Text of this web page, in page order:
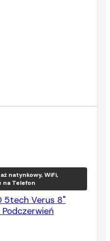
natynkowy, WiFi,
na Telefon
5tech Verus 8"